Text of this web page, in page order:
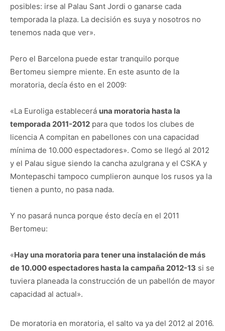
posibles: irse al Palau Sant Jordi o ganarse cada
temporada la plaza. La decisión es suya y nosotros no
tenemos nada que ver».
Pero el Barcelona puede estar tranquilo porque
Bertomeu siempre miente. En este asunto de la
moratoria, decía ésto en el 2009:
«La Euroliga establecerá una moratoria hasta la
temporada 2011-2012 para que todos los clubes de
licencia A compitan en pabellones con una capacidad
mínima de 10.000 espectadores». Como se llegó al 2012
y el Palau sigue siendo la cancha azulgrana y el CSKA y
Montepaschi tampoco cumplieron aunque los rusos ya la
tienen a punto, no pasa nada.
Y no pasará nunca porque ésto decía en el 2011
Bertomeu:
«Hay una moratoria para tener una instalación de más
de 10.000 espectadores hasta la campaña 2012-13 si se
tuviera planeada la construcción de un pabellón de mayor
capacidad al actual».
De moratoria en moratoria, el salto va ya del 2012 al 2016.